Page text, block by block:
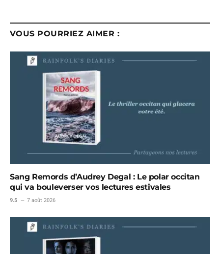
VOUS POURRIEZ AIMER :
Sang Remords d’Audrey Degal : Le polar occitan
qui va bouleverser vos lectures estivales
9.5 7 août 2026